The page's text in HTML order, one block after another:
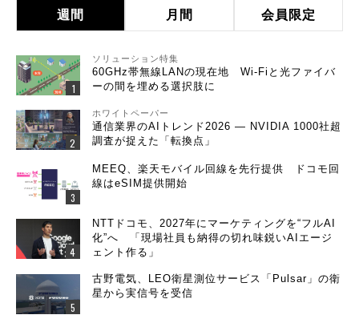
週間 月間 会員限定
ソリューション特集
60GHz帯無線LANの現在地 Wi-Fiと光ファイバ
ーの間を埋める選択肢に
ホワイトペーパー
通信業界のAIトレンド2026 ― NVIDIA 1000社超
調査が捉えた「転換点」
MEEQ、楽天モバイル回線を先行提供 ドコモ回
線はeSIM提供開始
NTTドコモ、2027年にマーケティングを“フルAI
化”へ 「現場社員も納得の切れ味鋭いAIエージ
ェント作る」
古野電気、LEO衛星測位サービス「Pulsar」の衛
星から実信号を受信